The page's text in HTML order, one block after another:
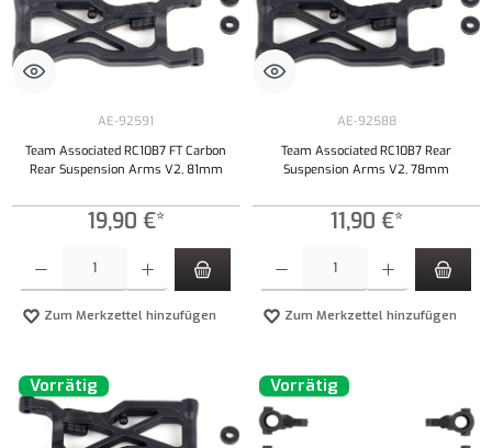
AE-92591
Team Associated RC10B7 FT Carbon
Rear Suspension Arms V2, 81mm
19,90 €*
Zum Merkzettel hinzufügen
AE-92588
Team Associated RC10B7 Rear
Suspension Arms V2, 78mm
11,90 €*
Zum Merkzettel hinzufügen
Vorrätig Vorrätig